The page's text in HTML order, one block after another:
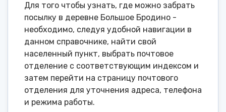
Для того чтобы узнать, где можно забрать
посылку в деревне Большое Бродино -
необходимо, следуя удобной навигации в
данном справочнике, найти свой
населенный пункт, выбрать почтовое
отделение с соответствующим индексом и
затем перейти на страницу почтового
отделения для уточнения адреса, телефона
и режима работы.